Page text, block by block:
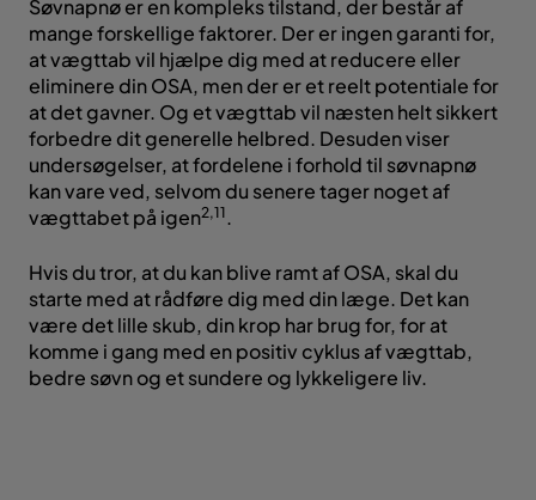
Søvnapnø er en kompleks tilstand, der består af
mange forskellige faktorer. Der er ingen garanti for,
at vægttab vil hjælpe dig med at reducere eller
eliminere din OSA, men der er et reelt potentiale for
at det gavner. Og et vægttab vil næsten helt sikkert
forbedre dit generelle helbred. Desuden viser
undersøgelser, at fordelene i forhold til søvnapnø
kan vare ved, selvom du senere tager noget af
vægttabet på igen2,11.
Hvis du tror, at du kan blive ramt af OSA, skal du
starte med at rådføre dig med din læge. Det kan
være det lille skub, din krop har brug for, for at
komme i gang med en positiv cyklus af vægttab,
bedre søvn og et sundere og lykkeligere liv.